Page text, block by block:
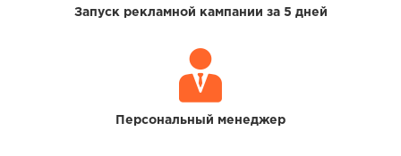
Запуск рекламной кампании за 5 дней
Персональный менеджер